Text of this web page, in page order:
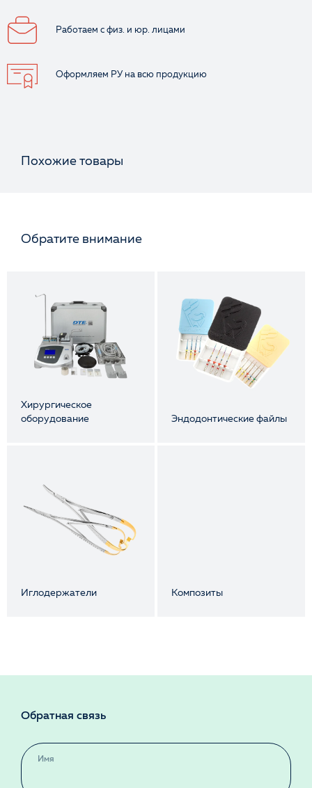
Работаем с физ. и юр. лицами
Оформляем РУ на всю продукцию
Похожие товары
Обратите внимание
Хирургическое
оборудование
Эндодонтические файлы
Иглодержатели Композиты
Обратная связь